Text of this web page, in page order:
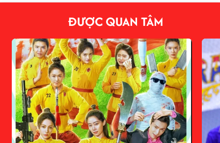
ĐƯỢC QUAN TÂM